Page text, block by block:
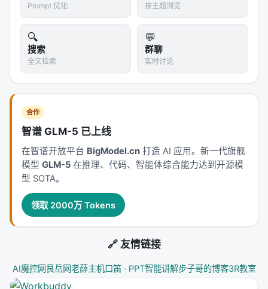
Prompt 优化 按主题浏览
🔍
搜索
全文检索
💬
群聊
实时讨论
合作
智谱 GLM-5 已上线
在智谱开放平台 BigModel.cn 打造 AI 应用。新一代旗舰
模型 GLM-5 在推理、代码、智能体综合能力达到开源模
型 SOTA。
领取 2000万 Tokens
🔗 友情链接
AI魔控网 艮岳网老薛主机口笛 · PPT智能讲解步子哥的博客3R教室